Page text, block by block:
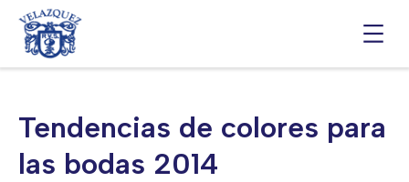
Saltar
contenido
Tendencias de colores para
las bodas 2014